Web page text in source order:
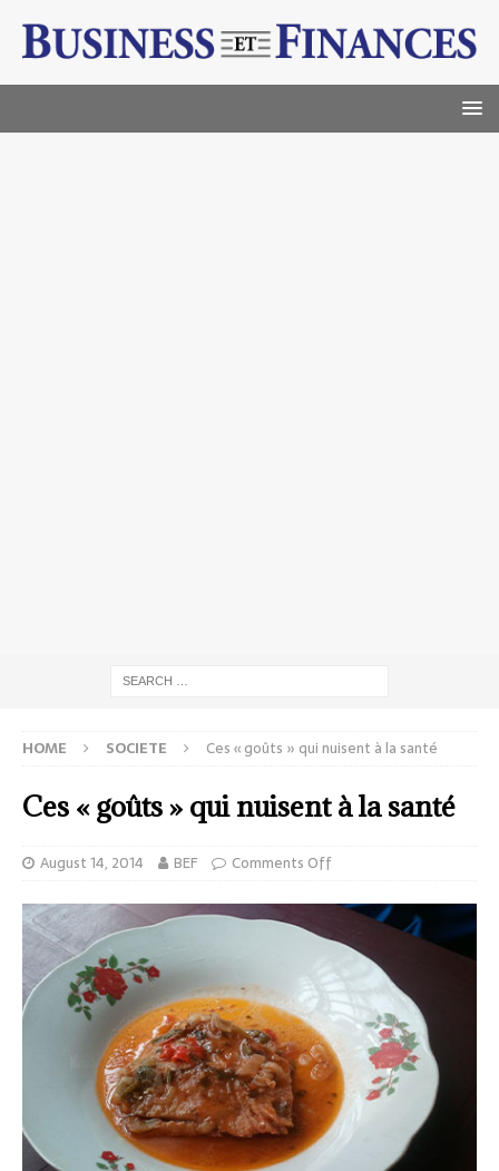
HOME SOCIETE Ces « goûts » qui nuisent à la santé
Ces « goûts » qui nuisent à la santé
August 14, 2014 BEF Comments Off